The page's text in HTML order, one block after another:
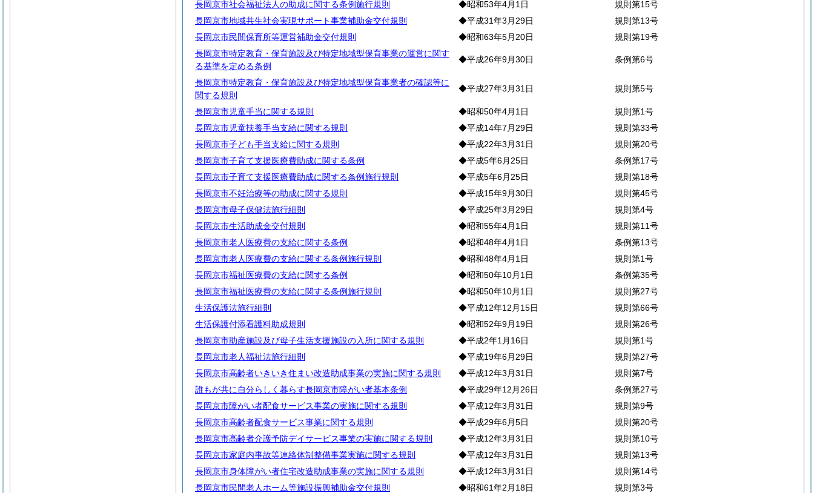
長岡京市社会福祉法人の助成に関する条例施行規則
◆昭和53年4月1日
規則第15号
長岡京市地域共生社会実現サポート事業補助金交付規則
◆平成31年3月29日
規則第13号
長岡京市民間保育所等運営補助金交付規則
◆昭和63年5月20日
規則第19号
長岡京市特定教育・保育施設及び特定地域型保育事業の運営に関す
る基準を定める条例
◆平成26年9月30日 条例第6号
長岡京市特定教育・保育施設及び特定地域型保育事業者の確認等に
関する規則
◆平成27年3月31日 規則第5号
長岡京市児童手当に関する規則 ◆昭和50年4月1日
規則第1号
長岡京市児童扶養手当支給に関する規則
◆平成14年7月29日
規則第33号
長岡京市子ども手当支給に関する規則
◆平成22年3月31日
規則第20号
長岡京市子育て支援医療費助成に関する条例
◆平成5年6月25日
条例第17号
長岡京市子育て支援医療費助成に関する条例施行規則
◆平成5年6月25日
規則第18号
長岡京市不妊治療等の助成に関する規則
◆平成15年9月30日
規則第45号
長岡京市母子保健法施行細則
◆平成25年3月29日
規則第4号
長岡京市生活助成金交付規則
◆昭和55年4月1日
規則第11号
長岡京市老人医療費の支給に関する条例
◆昭和48年4月1日
条例第13号
長岡京市老人医療費の支給に関する条例施行規則
◆昭和48年4月1日
規則第1号
長岡京市福祉医療費の支給に関する条例
◆昭和50年10月1日
条例第35号
長岡京市福祉医療費の支給に関する条例施行規則
◆昭和50年10月1日
規則第27号
生活保護法施行細則
◆平成12年12月15日
規則第66号
生活保護付添看護料助成規則
◆昭和52年9月19日
規則第26号
長岡京市助産施設及び母子生活支援施設の入所に関する規則
◆平成2年1月16日
規則第1号
長岡京市老人福祉法施行細則
◆平成19年6月29日
規則第27号
長岡京市高齢者いきいき住まい改造助成事業の実施に関する規則
◆平成12年3月31日
規則第7号
誰もが共に自分らしく暮らす長岡京市障がい者基本条例
◆平成29年12月26日
条例第27号
長岡京市障がい者配食サービス事業の実施に関する規則
◆平成12年3月31日
規則第9号
長岡京市高齢者配食サービス事業に関する規則
◆平成29年6月5日
規則第20号
長岡京市高齢者介護予防デイサービス事業の実施に関する規則
◆平成12年3月31日
規則第10号
長岡京市家庭内事故等連絡体制整備事業実施に関する規則
◆平成12年3月31日
規則第13号
長岡京市身体障がい者住宅改造助成事業の実施に関する規則
◆平成12年3月31日
規則第14号
長岡京市民間老人ホーム等施設振興補助金交付規則
◆昭和61年2月18日
規則第3号